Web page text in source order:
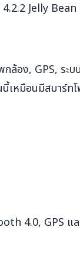
Jelly
ล้อง, GPS, ระ
หมือนมีสมาร์ท
4.0, GPS แล